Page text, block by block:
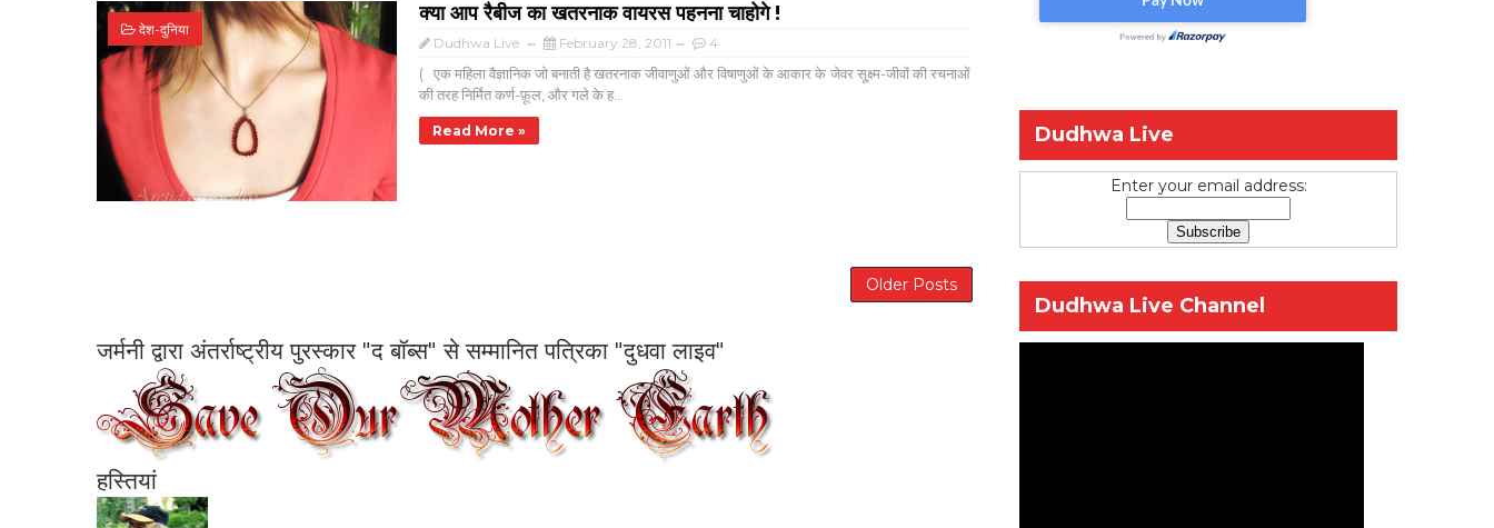
देश-दुनिया
क्या आप रैबीज का खतरनाक वायरस पहनना चाहोगे !
Dudhwa Live February 28, 2011 4
( एक महिला वैज्ञानिक जो बनाती है खतरनाक जीवाणुओं और विषाणुओं के आकार के जेवर सू्क्ष्म-जीवों की रचनाओं
की तरह निर्मित कर्ण-फ़ूल, और गले के ह...
Read More »
Older Posts
जर्मनी द्वारा अंतर्राष्ट्रीय पुरस्कार "द बॉब्स" से सम्मानित पत्रिका "दुधवा लाइव"
हस्तियां
Dudhwa Live
Enter your email address:
Dudhwa Live Channel